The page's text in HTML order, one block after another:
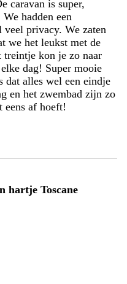
caravan is super,
hadden een
veel privacy. We zaten
we het leukst met de
treintje kon je zo naar
dag! Super mooie
dat alles wel een eindje
en het zwembad zijn zo
af hoeft!
hartje Toscane